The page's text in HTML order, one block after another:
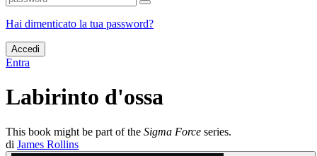
Hai dimenticato la tua password?
Accedi
Entra
Labirinto d'ossa
This book might be part of the Sigma Force series.
di James Rollins